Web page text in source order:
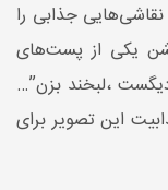
جذابی را
یکی از پست‌های
،لبخند بزن”…
این تصویر برای